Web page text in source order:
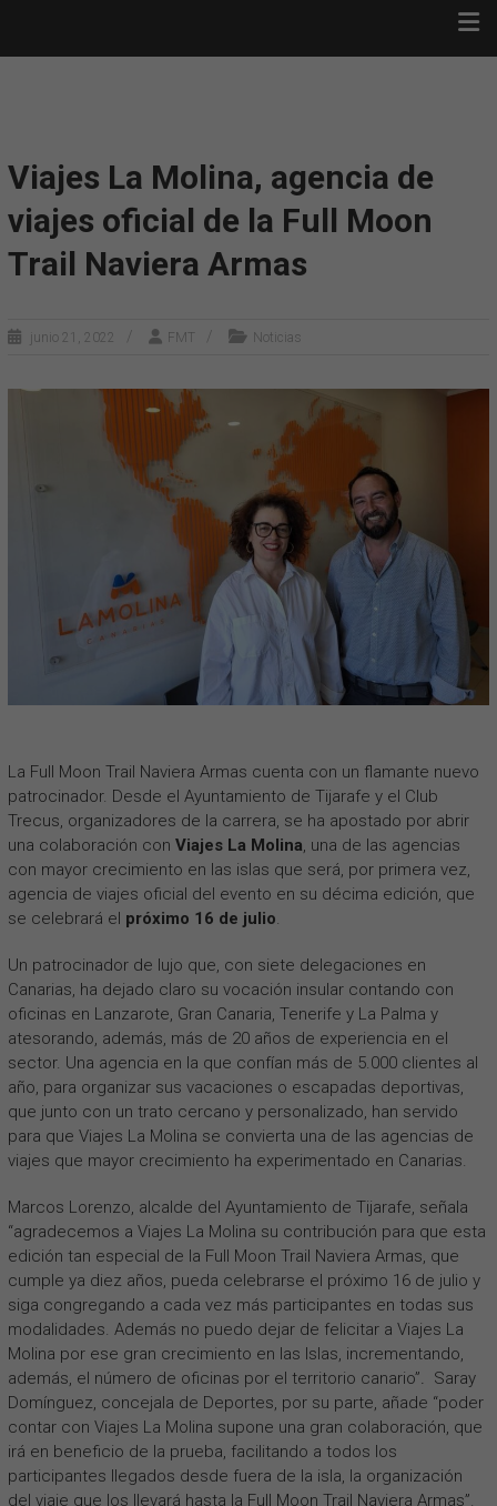
contenido
TIJARAFE
Viajes La Molina, agencia de
viajes oficial de la Full Moon
Trail Naviera Armas
junio 21, 2022 FMT Noticias
La Full Moon Trail Naviera Armas cuenta con un flamante nuevo
patrocinador. Desde el Ayuntamiento de Tijarafe y el Club
Trecus, organizadores de la carrera, se ha apostado por abrir
una colaboración con Viajes La Molina, una de las agencias
con mayor crecimiento en las islas que será, por primera vez,
agencia de viajes oficial del evento en su décima edición, que
se celebrará el próximo 16 de julio.
Un patrocinador de lujo que, con siete delegaciones en
Canarias, ha dejado claro su vocación insular contando con
oficinas en Lanzarote, Gran Canaria, Tenerife y La Palma y
atesorando, además, más de 20 años de experiencia en el
sector. Una agencia en la que confían más de 5.000 clientes al
año, para organizar sus vacaciones o escapadas deportivas,
que junto con un trato cercano y personalizado, han servido
para que Viajes La Molina se convierta una de las agencias de
viajes que mayor crecimiento ha experimentado en Canarias.
Marcos Lorenzo, alcalde del Ayuntamiento de Tijarafe, señala
“agradecemos a Viajes La Molina su contribución para que esta
edición tan especial de la Full Moon Trail Naviera Armas, que
cumple ya diez años, pueda celebrarse el próximo 16 de julio y
siga congregando a cada vez más participantes en todas sus
modalidades. Además no puedo dejar de felicitar a Viajes La
Molina por ese gran crecimiento en las Islas, incrementando,
además, el número de oficinas por el territorio canario”. Saray
Domínguez, concejala de Deportes, por su parte, añade “poder
contar con Viajes La Molina supone una gran colaboración, que
irá en beneficio de la prueba, facilitando a todos los
participantes llegados desde fuera de la isla, la organización
del viaje que los llevará hasta la Full Moon Trail Naviera Armas”.